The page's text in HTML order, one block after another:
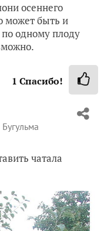
осеннего
может быть и
одному плоду
1 Спасибо!
Бугульма
чатала